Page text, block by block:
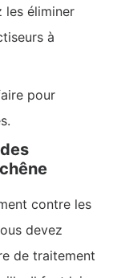
les éliminer
à
pour
contre les
devez
de traitement